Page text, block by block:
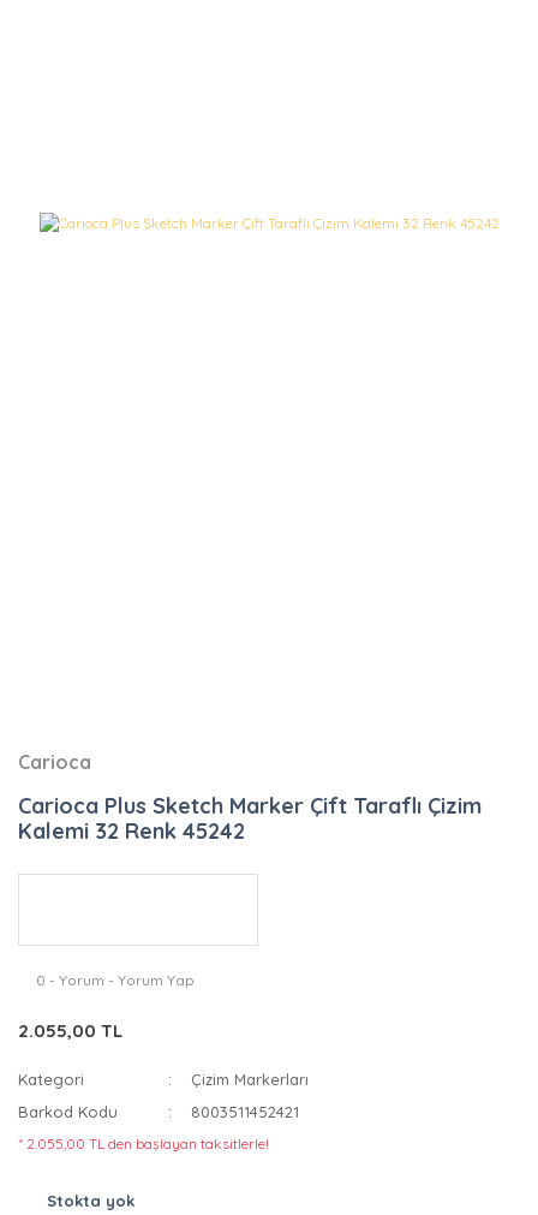
Carioca
Carioca Plus Sketch Marker Çift Taraflı Çizim
Kalemi 32 Renk 45242
0 - Yorum - Yorum Yap
2.055,00 TL
Kategori
Çizim Markerları
Barkod Kodu
8003511452421
* 2.055,00 TL den başlayan taksitlerle!
Stokta yok